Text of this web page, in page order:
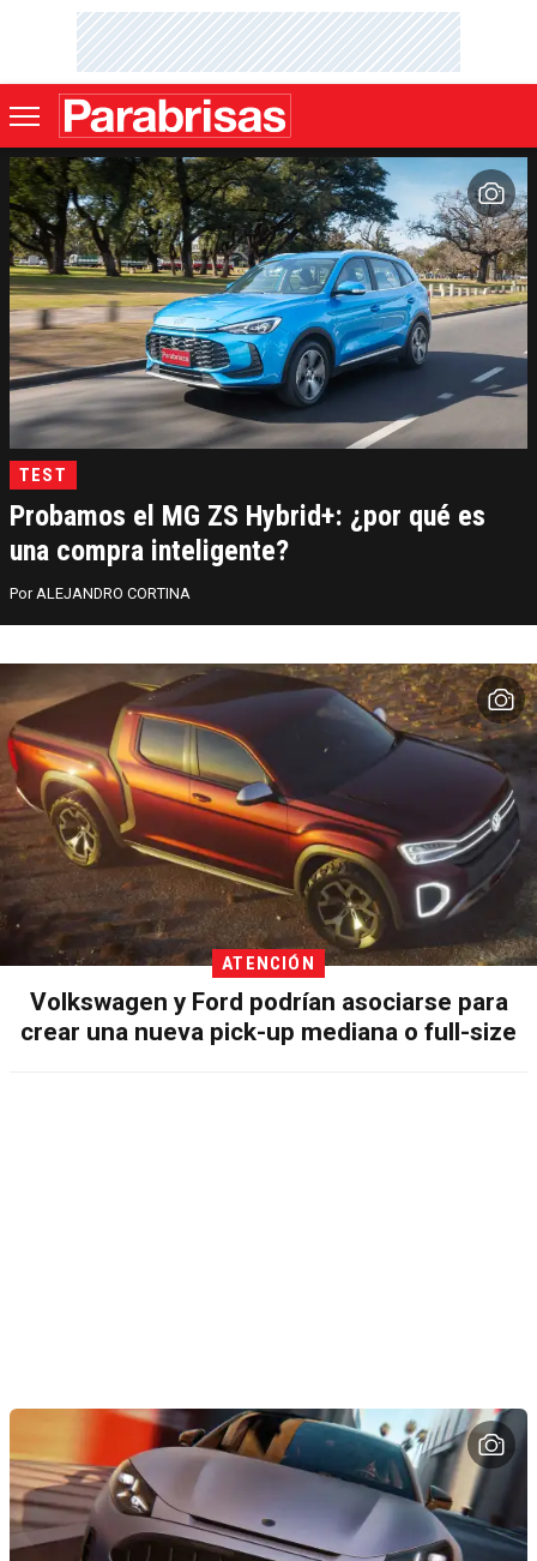
TEST
Probamos el MG ZS Hybrid+: ¿por qué es
una compra inteligente?
ALEJANDRO CORTINA
ATENCIÓN
Volkswagen y Ford podrían asociarse para
crear una nueva pick-up mediana o full-size